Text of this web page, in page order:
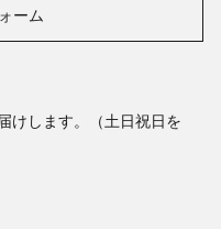
ーム
けします。（土日祝日を